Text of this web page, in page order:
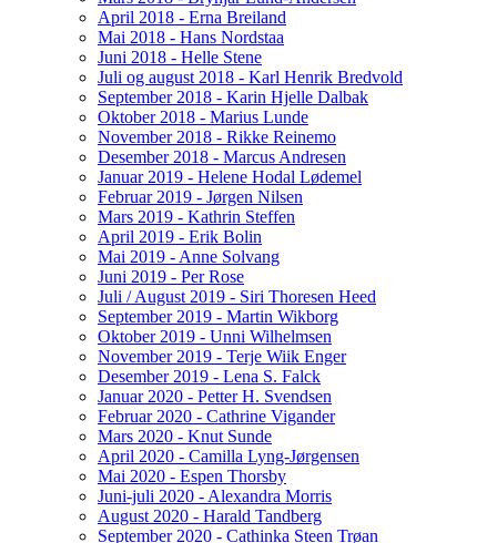
April 2018 - Erna Breiland
Mai 2018 - Hans Nordstaa
Juni 2018 - Helle Stene
Juli og august 2018 - Karl Henrik Bredvold
September 2018 - Karin Hjelle Dalbak
Oktober 2018 - Marius Lunde
November 2018 - Rikke Reinemo
Desember 2018 - Marcus Andresen
Januar 2019 - Helene Hodal Lødemel
Februar 2019 - Jørgen Nilsen
Mars 2019 - Kathrin Steffen
April 2019 - Erik Bolin
Mai 2019 - Anne Solvang
Juni 2019 - Per Rose
Juli / August 2019 - Siri Thoresen Heed
September 2019 - Martin Wikborg
Oktober 2019 - Unni Wilhelmsen
November 2019 - Terje Wiik Enger
Desember 2019 - Lena S. Falck
Januar 2020 - Petter H. Svendsen
Februar 2020 - Cathrine Vigander
Mars 2020 - Knut Sunde
April 2020 - Camilla Lyng-Jørgensen
Mai 2020 - Espen Thorsby
Juni-juli 2020 - Alexandra Morris
August 2020 - Harald Tandberg
September 2020 - Cathinka Steen Trøan